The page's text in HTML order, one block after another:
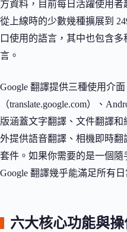
方資料，目前每日活躍使用
從上線時的少數幾種擴展到
口使用的語言，其中也包含
言。
Google 翻譯提供三種使用介
（translate.google.com）、
版涵蓋文字翻譯、文件翻譯
外提供語音翻譯、相機即時
套件。如果你需要的是一個隨
Google 翻譯幾乎能滿足所有日
六大核心功能與